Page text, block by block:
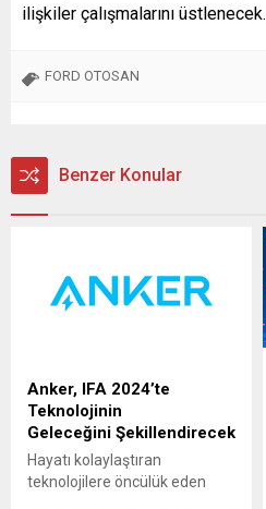
ilişkiler çalışmalarını üstlenecek.
FORD OTOSAN
Benzer Konular
Anker, IFA 2024’te
Teknolojinin
Geleceğini Şekillendirecek
Hayatı kolaylaştıran
teknolojilere öncülük eden